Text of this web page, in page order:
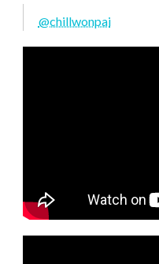
@chillwonpai